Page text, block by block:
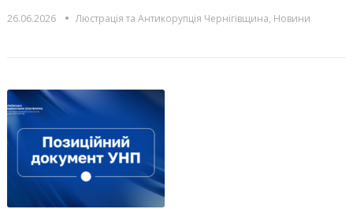
26.06.2026 • Люстрацiя та Антикорупцiя Чернігівщина, Новини